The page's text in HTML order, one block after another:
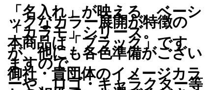
「名入れ」が映える、ベーシ
ックなカラー展開が特徴の
「カラモ」シリーズ。
本商品は「ブラック」です
が、他にも各色準備がござい
ますので、
御社・貴団体のイメージカラ
ーや、ロゴ・キャラクター等